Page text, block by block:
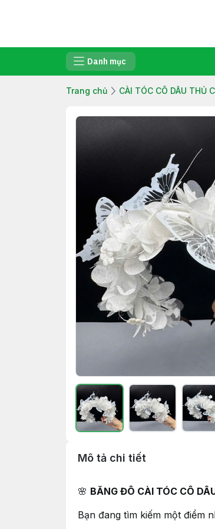
Danh mục
Trang chủ CÀI TÓC CÔ DÂU THỦ
Mô tả chi tiết
🌸 BĂNG ĐÔ CÀI TÓC CÔ
Bạn đang tìm kiếm một điểm